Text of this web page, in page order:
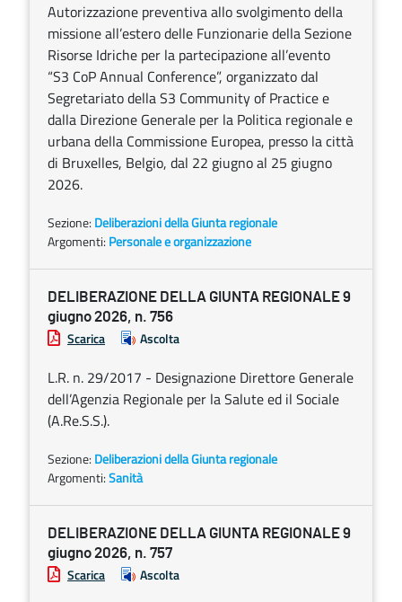
Autorizzazione preventiva allo svolgimento della
missione all’estero delle Funzionarie della Sezione
Risorse Idriche per la partecipazione all’evento
“S3 CoP Annual Conference”, organizzato dal
Segretariato della S3 Community of Practice e
dalla Direzione Generale per la Politica regionale e
urbana della Commissione Europea, presso la città
di Bruxelles, Belgio, dal 22 giugno al 25 giugno
2026.
Sezione: Deliberazioni della Giunta regionale
Argomenti: Personale e organizzazione
DELIBERAZIONE DELLA GIUNTA REGIONALE 9
giugno 2026, n. 756
Scarica Ascolta
L.R. n. 29/2017 - Designazione Direttore Generale
dell’Agenzia Regionale per la Salute ed il Sociale
(A.Re.S.S.).
Sezione: Deliberazioni della Giunta regionale
Argomenti:Sanità
DELIBERAZIONE DELLA GIUNTA REGIONALE 9
giugno 2026, n. 757
Scarica Ascolta